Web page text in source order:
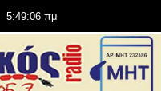
5:49:06 πμ